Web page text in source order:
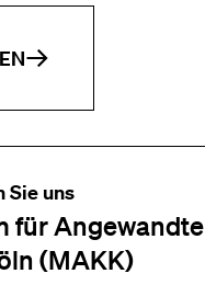
Sie uns
für Angewandte
(MAKK)